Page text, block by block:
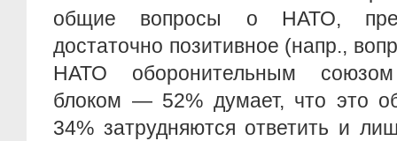
общие вопросы о НАТО,
достаточно позитивное (напр.,
НАТО оборонительным
блоком — 52% думает, что это
34% затрудняются ответить и